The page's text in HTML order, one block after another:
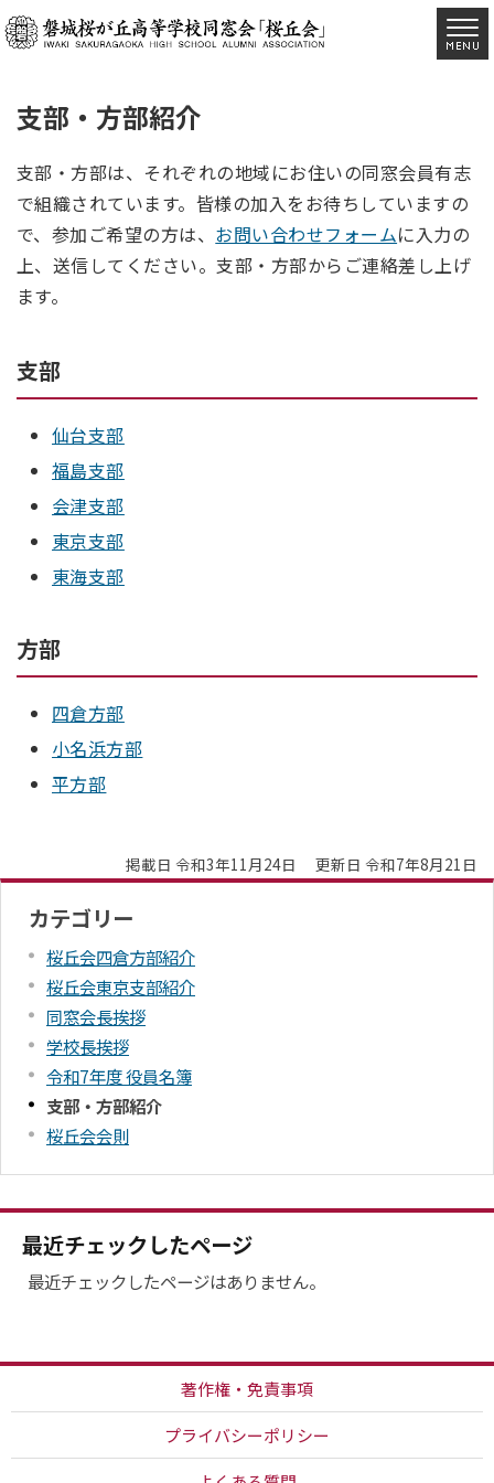
支部・方部紹介
支部・方部は、それぞれの地域にお住いの同窓会員有志
で組織されています。皆様の加入をお待ちしていますの
で、参加ご希望の方は、 お問い合わせフォームに入力の
上、送信してください。支部・方部からご連絡差し上げ
ます。
支部
仙台支部
福島支部
会津支部
東京支部
東海支部
方部
四倉方部
小名浜方部
平方部
掲載日 令和3年11月24日 更新日 令和7年8月21日
カテゴリー
桜丘会四倉方部紹介
桜丘会東京支部紹介
同窓会長挨拶
学校長挨拶
令和7年度 役員名簿
支部・方部紹介
桜丘会会則
最近チェックしたページ
最近チェックしたページはありません。
著作権・免責事項
プライバシーポリシー